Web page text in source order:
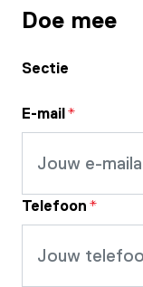
Doe mee
Sectie
E-mail*
Telefoon *